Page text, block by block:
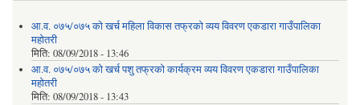
आ.व. ०७५/०७५ को खर्च महिला विकास तफ्रको व्यय विवरण एकडारा गाउँपालिका
महोतरी
मिति: 08/09/2018 - 13:46
आ.व. ०७५/०७५ को खर्च पशु तफ्रको कार्यक्रम व्यय विवरण एकडारा गाउँपालिका
महोतरी
मिति: 08/09/2018 - 13:43